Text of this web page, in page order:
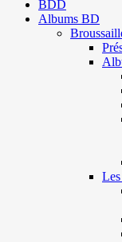
BDD
Albums BD